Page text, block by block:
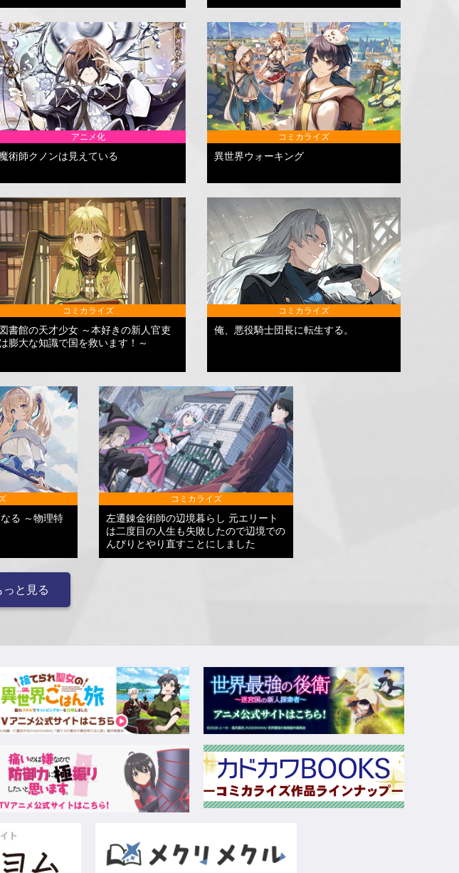
アニメ化
魔術師クノンは見えている
コミカライズ
異世界ウォーキング
コミカライズ
図書館の天才少女 ～本好きの新人官吏
は膨大な知識で国を救います！～
コミカライズ
俺、悪役騎士団長に転生する。
る ～物理特
コミカライズ
左遷錬金術師の辺境暮らし 元エリート
は二度目の人生も失敗したので辺境での
んびりとやり直すことにしました
っと見る